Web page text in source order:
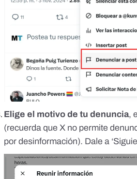
Elige el motivo de tu denuncia,
(recuerda que X no permite
por desinformación). Dale a